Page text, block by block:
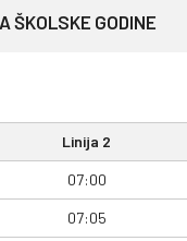
ŠKOLSKE GODINE
Linija 2
07:00
07:05